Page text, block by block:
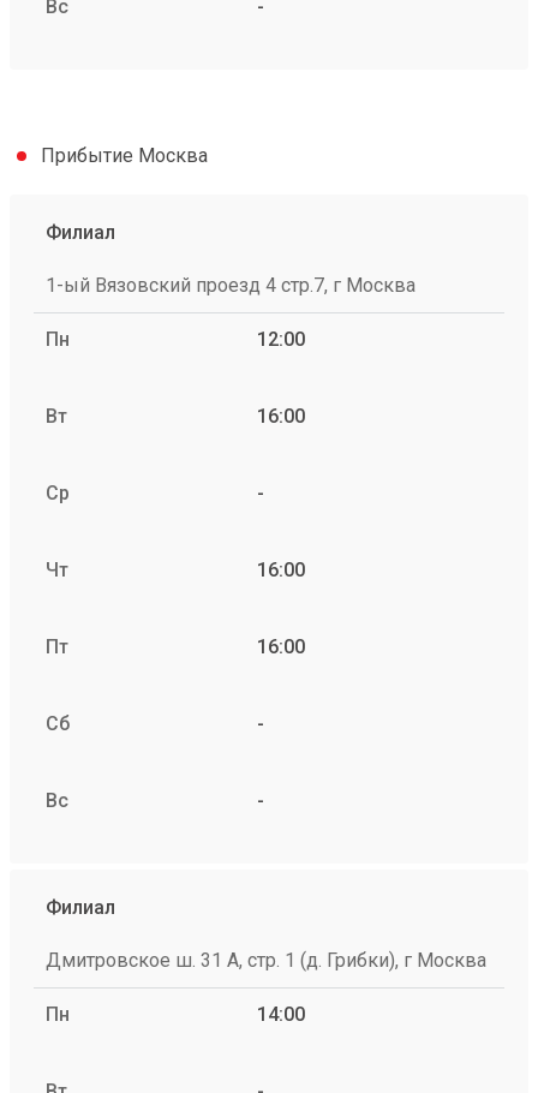
Вс -
Прибытие Москва
Филиал
1-ый Вязовский проезд 4 стр.7, г Москва
Пн 12:00
Вт 16:00
Ср -
Чт 16:00
Пт 16:00
Сб -
Вс -
Филиал
Дмитровское ш. 31 А, стр. 1 (д. Грибки), г Москва
Пн 14:00